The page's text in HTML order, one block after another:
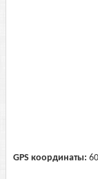
GPS координаты: